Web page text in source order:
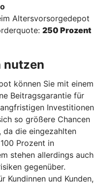
Altersvorsorgedepot
250 Prozent
nutzen
können Sie mit einem
Beitragsgarantie für
Investitionen
so größere Chancen
da die eingezahlten
Prozent in
stehen allerdings auch
gegenüber.
Kundinnen und Kunden,